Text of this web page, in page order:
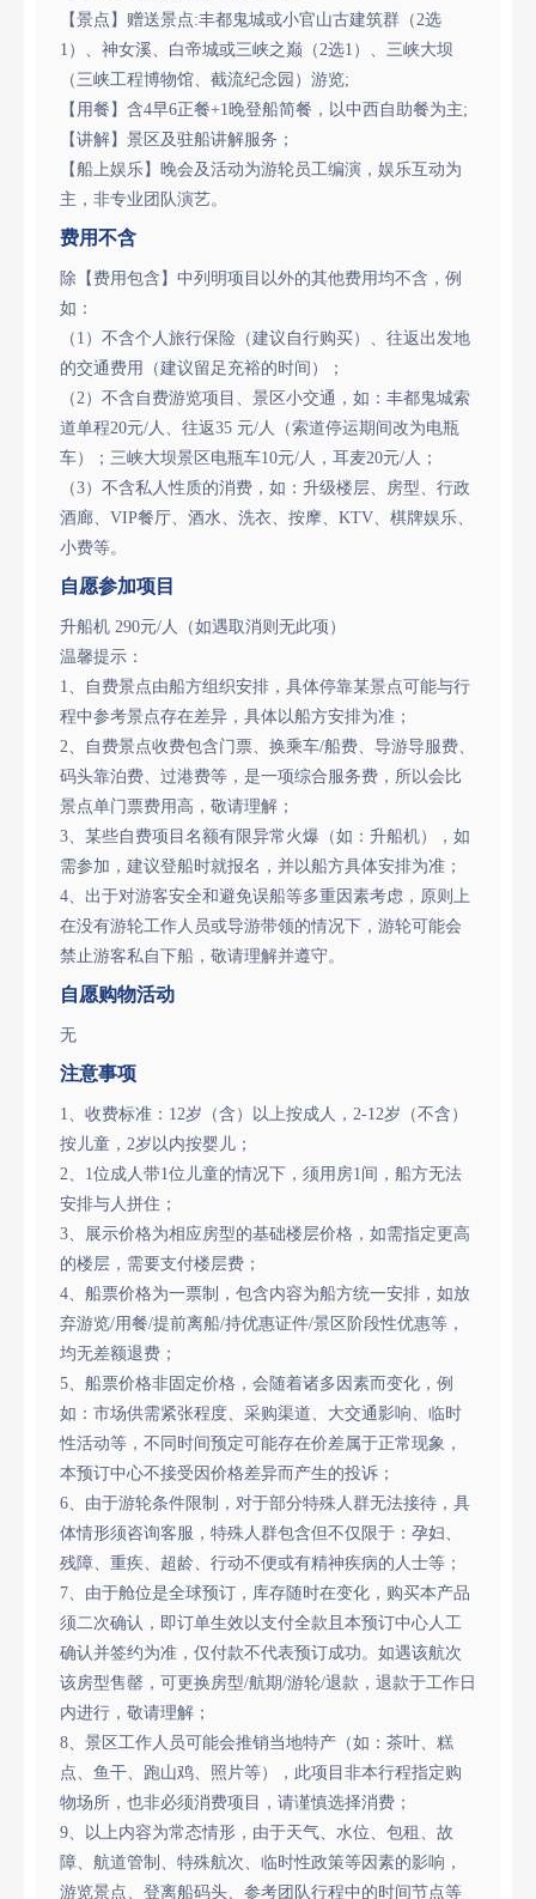
【景点】赠送景点:丰都鬼城或小官山古建筑群（2选
1）、神女溪、白帝城或三峡之巅（2选1）、三峡大坝
（三峡工程博物馆、截流纪念园）游览;
【用餐】含4早6正餐+1晚登船简餐，以中西自助餐为主;
【讲解】景区及驻船讲解服务；
【船上娱乐】晚会及活动为游轮员工编演，娱乐互动为
主，非专业团队演艺。
费用不含
除【费用包含】中列明项目以外的其他费用均不含，例
如：
（1）不含个人旅行保险（建议自行购买）、往返出发地
的交通费用（建议留足充裕的时间）；
（2）不含自费游览项目、景区小交通，如：丰都鬼城索
道单程20元/人、往返35 元/人（索道停运期间改为电瓶
车）；三峡大坝景区电瓶车10元/人，耳麦20元/人；
（3）不含私人性质的消费，如：升级楼层、房型、行政
酒廊、VIP餐厅、酒水、洗衣、按摩、KTV、棋牌娱乐、
小费等。
自愿参加项目
升船机 290元/人（如遇取消则无此项）
温馨提示：
1、自费景点由船方组织安排，具体停靠某景点可能与行
程中参考景点存在差异，具体以船方安排为准；
2、自费景点收费包含门票、换乘车/船费、导游导服费、
码头靠泊费、过港费等，是一项综合服务费，所以会比
景点单门票费用高，敬请理解；
3、某些自费项目名额有限异常火爆（如：升船机），如
需参加，建议登船时就报名，并以船方具体安排为准；
4、出于对游客安全和避免误船等多重因素考虑，原则上
在没有游轮工作人员或导游带领的情况下，游轮可能会
禁止游客私自下船，敬请理解并遵守。
自愿购物活动
无
注意事项
1、收费标准：12岁（含）以上按成人，2-12岁（不含）
按儿童，2岁以内按婴儿；
2、1位成人带1位儿童的情况下，须用房1间，船方无法
安排与人拼住；
3、展示价格为相应房型的基础楼层价格，如需指定更高
的楼层，需要支付楼层费；
4、船票价格为一票制，包含内容为船方统一安排，如放
弃游览/用餐/提前离船/持优惠证件/景区阶段性优惠等，
均无差额退费；
5、船票价格非固定价格，会随着诸多因素而变化，例
如：市场供需紧张程度、采购渠道、大交通影响、临时
性活动等，不同时间预定可能存在价差属于正常现象，
本预订中心不接受因价格差异而产生的投诉；
6、由于游轮条件限制，对于部分特殊人群无法接待，具
体情形须咨询客服，特殊人群包含但不仅限于：孕妇、
残障、重疾、超龄、行动不便或有精神疾病的人士等；
7、由于舱位是全球预订，库存随时在变化，购买本产品
须二次确认，即订单生效以支付全款且本预订中心人工
确认并签约为准，仅付款不代表预订成功。如遇该航次
该房型售罄，可更换房型/航期/游轮/退款，退款于工作日
内进行，敬请理解；
8、景区工作人员可能会推销当地特产（如：茶叶、糕
点、鱼干、跑山鸡、照片等），此项目非本行程指定购
物场所，也非必须消费项目，请谨慎选择消费；
9、以上内容为常态情形，由于天气、水位、包租、故
障、航道管制、特殊航次、临时性政策等因素的影响，
游览景点、登离船码头、参考团队行程中的时间节点等